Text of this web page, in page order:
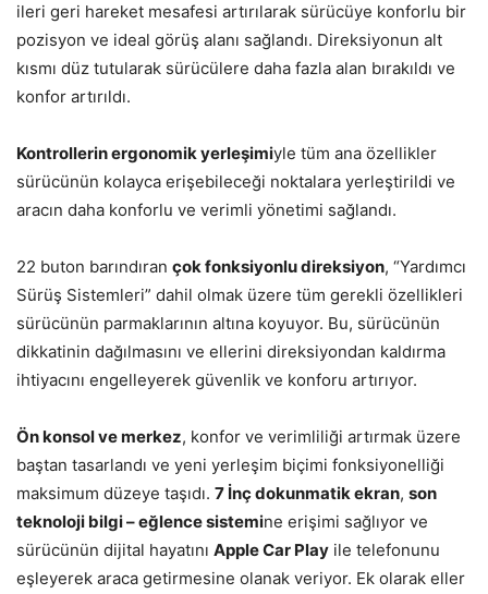
ileri geri hareket mesafesi artırılarak sürücüye konforlu bir
pozisyon ve ideal görüş alanı sağlandı. Direksiyonun alt
kısmı düz tutularak sürücülere daha fazla alan bırakıldı ve
konfor artırıldı.
Kontrollerin ergonomik yerleşimiyle tüm ana özellikler
sürücünün kolayca erişebileceği noktalara yerleştirildi ve
aracın daha konforlu ve verimli yönetimi sağlandı.
22 buton barındıran çok fonksiyonlu direksiyon, “Yardımcı
Sürüş Sistemleri” dahil olmak üzere tüm gerekli özellikleri
sürücünün parmaklarının altına koyuyor. Bu, sürücünün
dikkatinin dağılmasını ve ellerini direksiyondan kaldırma
ihtiyacını engelleyerek güvenlik ve konforu artırıyor.
Ön konsol ve merkez, konfor ve verimliliği artırmak üzere
baştan tasarlandı ve yeni yerleşim biçimi fonksiyonelliği
maksimum düzeye taşıdı. 7 İnç dokunmatik ekran, son
teknoloji bilgi – eğlence sistemine erişimi sağlıyor ve
sürücünün dijital hayatını Apple Car Play ile telefonunu
eşleyerek araca getirmesine olanak veriyor. Ek olarak eller